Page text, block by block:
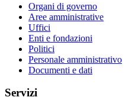
Organi di governo
Aree amministrative
Uffici
Enti e fondazioni
Politici
Personale amministrativo
Documenti e dati
Servizi